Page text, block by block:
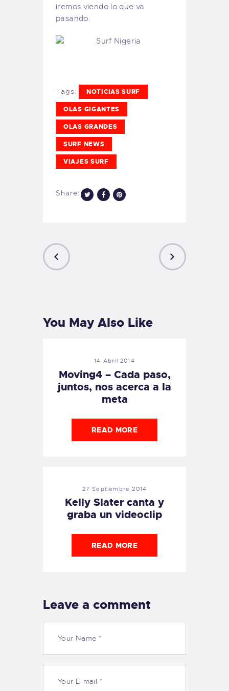
iremos viendo lo que va
pasando.
Tags: NOTICIAS SURF
OLAS GIGANTES
OLAS GRANDES
SURF NEWS
VIAJES SURF
Share:
You May Also Like
14 Abril 2014
Moving4 – Cada paso,
juntos, nos acerca a la
meta
READ MORE
27 Septiembre 2014
Kelly Slater canta y
graba un videoclip
READ MORE
Leave a comment